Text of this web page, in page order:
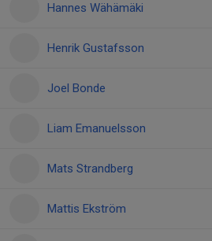
Hannes Wähämäki
Henrik Gustafsson
Joel Bonde
Liam Emanuelsson
Mats Strandberg
Mattis Ekström